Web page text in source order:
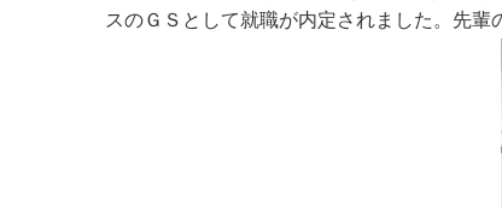
スのＧＳとして就職が内定されました。先輩